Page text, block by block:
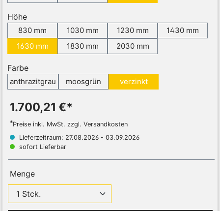
Höhe
830 mm 1030 mm 1230 mm
1430 mm
1630 mm
1830 mm 2030 mm
Farbe
anthrazitgrau moosgrün verzinkt
1.700,21 €*
*Preise inkl. MwSt. zzgl. Versandkosten
Lieferzeitraum: 27.08.2026 - 03.09.2026
sofort Lieferbar
Menge